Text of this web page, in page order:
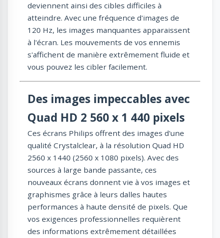
deviennent ainsi des cibles difficiles à
atteindre. Avec une fréquence d'images de
120 Hz, les images manquantes apparaissent
à l'écran. Les mouvements de vos ennemis
s'affichent de manière extrêmement fluide et
vous pouvez les cibler facilement.
Des images impeccables avec
Quad HD 2 560 x 1 440 pixels
Ces écrans Philips offrent des images d'une
qualité Crystalclear, à la résolution Quad HD
2560 x 1440 (2560 x 1080 pixels). Avec des
sources à large bande passante, ces
nouveaux écrans donnent vie à vos images et
graphismes grâce à leurs dalles hautes
performances à haute densité de pixels. Que
vos exigences professionnelles requièrent
des informations extrêmement détaillées